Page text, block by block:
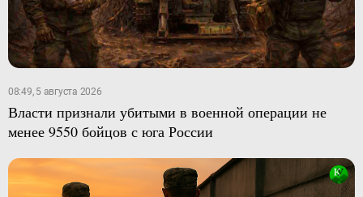
08:49, 5 августа 2026
Власти признали убитыми в военной операции не
менее 9550 бойцов с юга России